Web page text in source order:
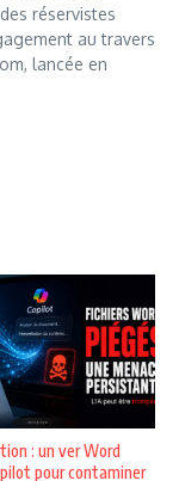
réservistes
au travers
lancée en
: un ver Word
pour contaminer